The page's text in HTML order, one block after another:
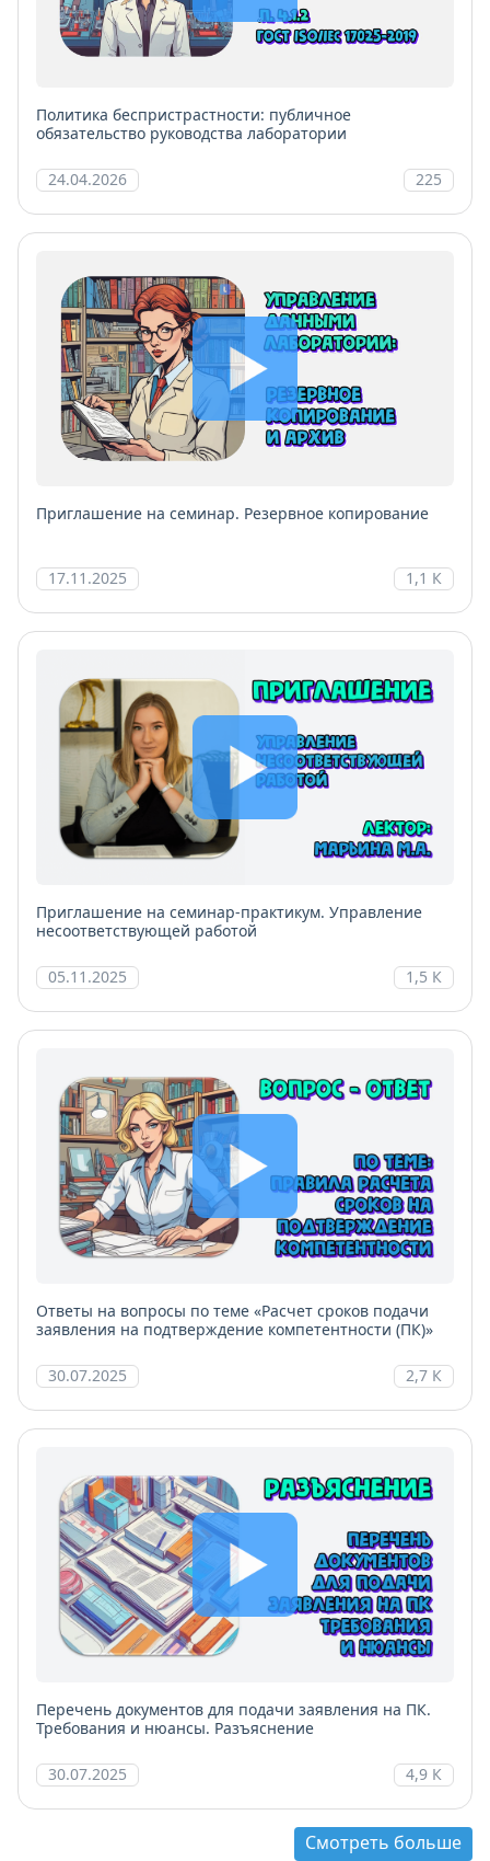
Политика беспристрастности: публичное
обязательство руководства лаборатории
24.04.2026 225
Приглашение на семинар. Резервное копирование
17.11.2025 1,1 К
Приглашение на семинар-практикум. Управление
несоответствующей работой
05.11.2025 1,5 К
Ответы на вопросы по теме «Расчет сроков подачи
заявления на подтверждение компетентности (ПК)»
30.07.2025 2,7 К
Перечень документов для подачи заявления на ПК.
Требования и нюансы. Разъяснение
30.07.2025 4,9 К
Смотреть больше